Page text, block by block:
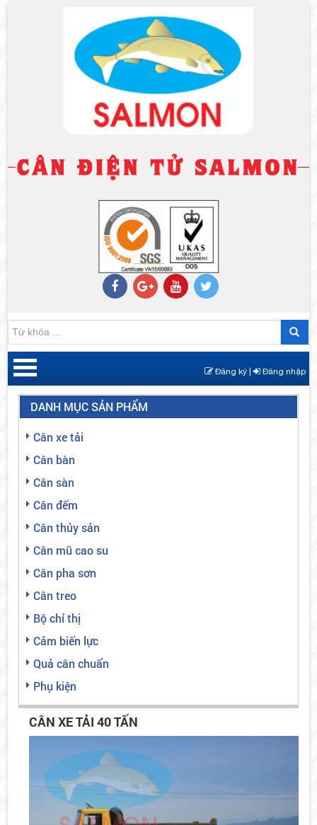
Đăng ký | Đăng nhập
DANH MỤC SẢN PHẨM
Cân xe tải
Cân bàn
Cân sàn
Cân đếm
Cân thủy sản
Cân mũ cao su
Cân pha sơn
Cân treo
Bộ chỉ thị
Cảm biến lực
Quả cân chuẩn
Phụ kiện
CÂN XE TẢI 40 TẤN